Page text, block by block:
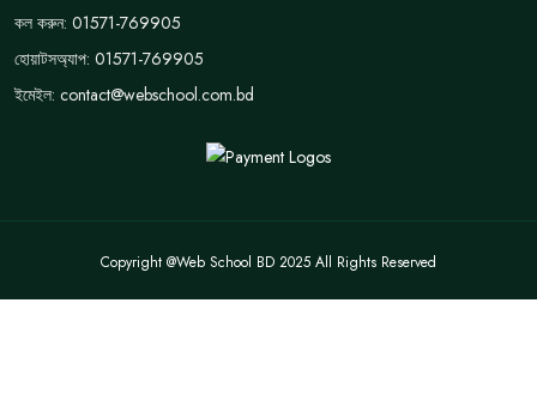
কল করুন: 01571-769905
হোয়াটসঅ্যাপ: 01571-769905
ইমেইল: contact@webschool.com.bd
Copyright @Web School BD 2025 All Rights Reserved